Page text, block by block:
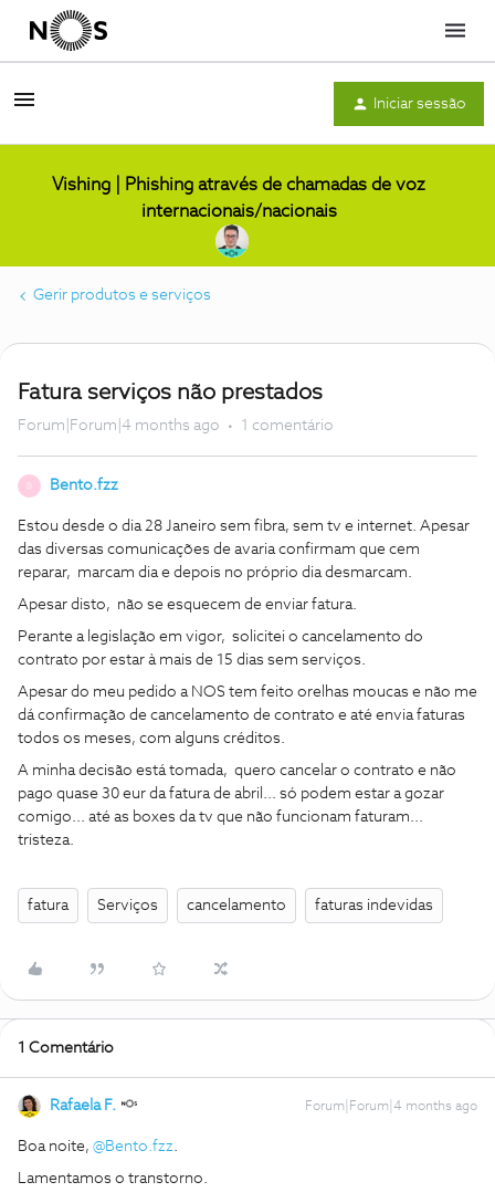
Menu
Iniciar sessão
Vishing | Phishing através de chamadas de voz
internacionais/nacionais
Gerir produtos e serviços
Fatura serviços não prestados
Forum|Forum|4 months ago 1 comentário
B Bento.fzz
Estou desde o dia 28 Janeiro sem fibra, sem tv e internet. Apesar
das diversas comunicações de avaria confirmam que cem
reparar, marcam dia e depois no próprio dia desmarcam.
Apesar disto, não se esquecem de enviar fatura.
Perante a legislação em vigor, solicitei o cancelamento do
contrato por estar à mais de 15 dias sem serviços.
Apesar do meu pedido a NOS tem feito orelhas moucas e não me
dá confirmação de cancelamento de contrato e até envia faturas
todos os meses, com alguns créditos.
A minha decisão está tomada, quero cancelar o contrato e não
pago quase 30 eur da fatura de abril... só podem estar a gozar
comigo... até as boxes da tv que não funcionam faturam...
tristeza.
fatura Serviços cancelamento faturas indevidas
1 Comentário
Rafaela F. Forum|Forum|4 months ago
Boa noite, ​ @Bento.fzz.
Lamentamos o transtorno.